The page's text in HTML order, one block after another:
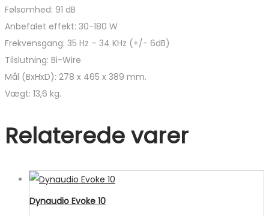
Følsomhed: 91 dB
Anbefalet effekt: 30-180 W
Frekvensgang: 35 Hz – 34 KHz (+/- 6dB)
Tilslutning: Bi-Wire
Mål (BxHxD): 278 x 465 x 389 mm.
Vægt: 13,6 kg.
Relaterede varer
Dynaudio Evoke 10